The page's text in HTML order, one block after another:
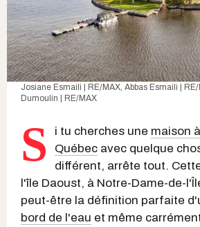
Josiane Esmaili | RE/MAX, Abbas Esmaili |
Dumoulin | RE/MAX
S i tu cherches une maison
Québec avec quelque
différent, arrête tout.
l'île Daoust, à Notre-Dame-de-
peut-être la définition parfaite
bord de l'eau et même